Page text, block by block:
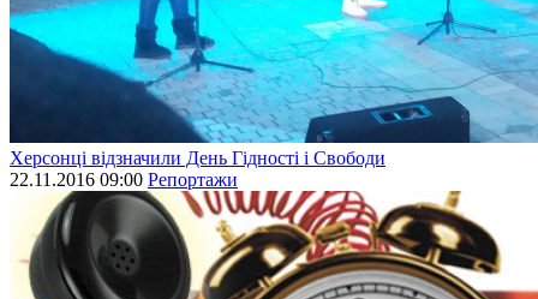
Херсонці відзначили День Гідності і Свободи
22.11.2016 09:00 Репортажи